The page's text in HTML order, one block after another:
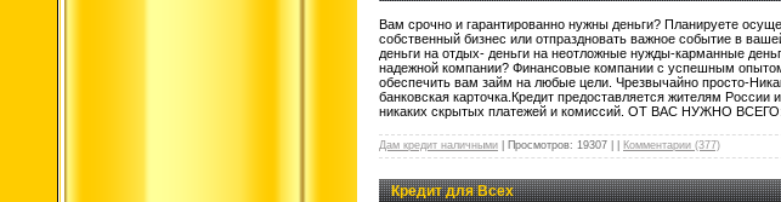
Вам срочно и гарантированно нужны деньги? Планируете
собственный бизнес или отпраздновать важное событие в
деньги на отдых- деньги на неотложные нужды-карманные
надежной компании? Финансовые компании с успешным
обеспечить вам займ на любые цели. Чрезвычайно просто-
банковская карточка.Кредит предоставляется жителям
никаких скрытых платежей и комиссий. ОТ ВАС НУЖНО
Дам кредит наличными Просмотров: 19307 Комментарии (377)
Кредит для Всех